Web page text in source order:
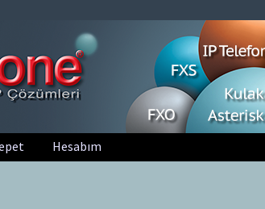
Hesabım